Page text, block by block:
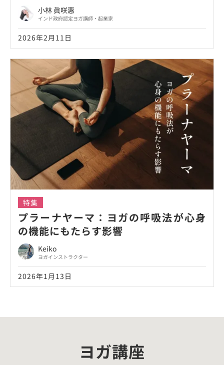
小林 眞咲惠
インド政府認定ヨガ講師・起業家
2026年2月11日
特集
プラーナヤーマ：ヨガの呼吸法が心身
の機能にもたらす影響
Keiko
ヨガインストラクター
2026年1月13日
ヨガ講座